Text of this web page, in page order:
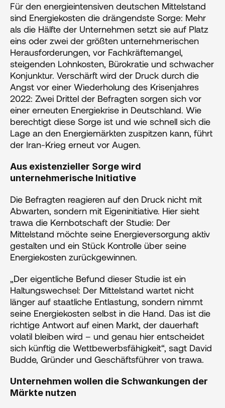
Für den energieintensiven deutschen Mittelstand
sind Energiekosten die drängendste Sorge: Mehr
als die Hälfte der Unternehmen setzt sie auf Platz
eins oder zwei der größten unternehmerischen
Herausforderungen, vor Fachkräftemangel,
steigenden Lohnkosten, Bürokratie und schwacher
Konjunktur. Verschärft wird der Druck durch die
Angst vor einer Wiederholung des Krisenjahres
2022: Zwei Drittel der Befragten sorgen sich vor
einer erneuten Energiekrise in Deutschland. Wie
berechtigt diese Sorge ist und wie schnell sich die
Lage an den Energiemärkten zuspitzen kann, führt
der Iran-Krieg erneut vor Augen.
Aus existenzieller Sorge wird
unternehmerische Initiative
Die Befragten reagieren auf den Druck nicht mit
Abwarten, sondern mit Eigeninitiative. Hier sieht
trawa die Kernbotschaft der Studie: Der
Mittelstand möchte seine Energieversorgung aktiv
gestalten und ein Stück Kontrolle über seine
Energiekosten zurückgewinnen.
„Der eigentliche Befund dieser Studie ist ein
Haltungswechsel: Der Mittelstand wartet nicht
länger auf staatliche Entlastung, sondern nimmt
seine Energiekosten selbst in die Hand. Das ist die
richtige Antwort auf einen Markt, der dauerhaft
volatil bleiben wird – und genau hier entscheidet
sich künftig die Wettbewerbsfähigkeit“, sagt David
Budde, Gründer und Geschäftsführer von trawa.
Unternehmen wollen die Schwankungen der
Märkte nutzen